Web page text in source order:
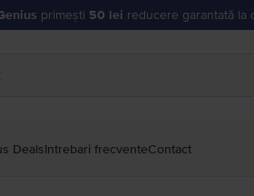
primești 50 lei reducere garantată la
DealsIntrebari frecventeContact